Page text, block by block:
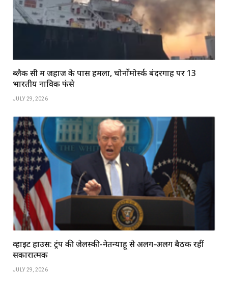
ब्लैक सी में जहाज के पास हमला, चोर्नोमोर्स्क बंदरगाह पर 13
भारतीय नाविक फंसे
JULY 29, 2026
व्हाइट हाउस: ट्रंप की जेलेंस्की-नेतन्याहू से अलग-अलग बैठकें रहीं
सकारात्मक
JULY 29, 2026